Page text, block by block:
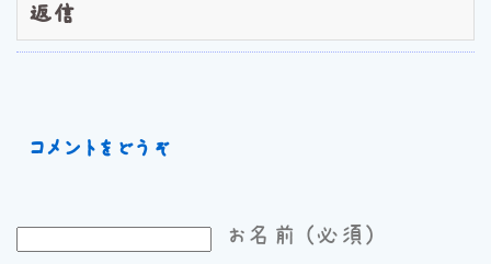
返信
コメントをどうぞ
お名前 (必須)